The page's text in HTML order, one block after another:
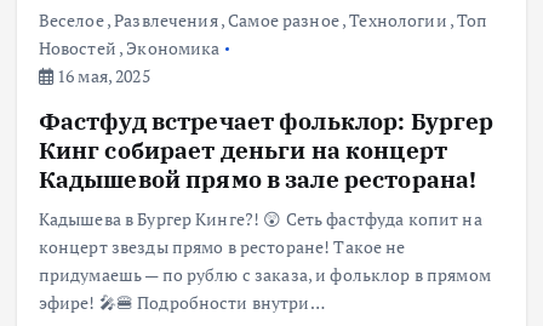
Веселое,Развлечения,Самое разное,Технологии ,Топ
Новостей , Экономика
16 мая, 2025
Фастфуд встречает фольклор: Бургер
Кинг собирает деньги на концерт
Кадышевой прямо в зале ресторана!
Кадышева в Бургер Кинге?! 😲 Сеть фастфуда копит на
концерт звезды прямо в ресторане! Такое не
придумаешь — по рублю с заказа, и фольклор в прямом
эфире! 🎤🍔 Подробности внутри…